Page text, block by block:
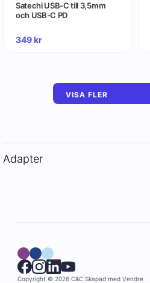
Satechi USB-C till 3,5mm
och USB-C PD
349kr
VISA FLER
Adapter
Copyright © 2026 C&C Skapad med Vendre